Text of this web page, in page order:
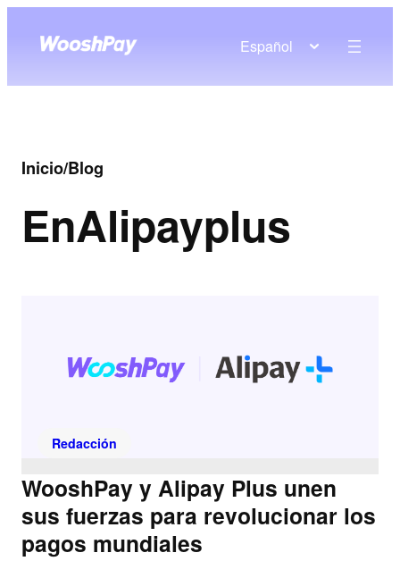
Español
Inicio/Blog
EnAlipayplus
Redacción
WooshPay y Alipay Plus unen
sus fuerzas para revolucionar los
pagos mundiales